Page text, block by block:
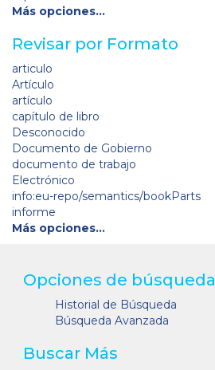
Más opciones…
Revisar por Formato
articulo
Artículo
artículo
capítulo de libro
Desconocido
Documento de Gobierno
documento de trabajo
Electrónico
info:eu-repo/semantics/bookParts
informe
Más opciones…
Opciones de búsqueda
Historial de Búsqueda
Búsqueda Avanzada
Buscar Más